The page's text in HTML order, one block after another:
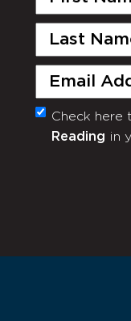
Last
Email
Monthly
Newsletter
Check here
Reading in